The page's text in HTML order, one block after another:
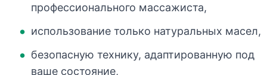
профессионального массажиста,
использование только натуральных масел,
безопасную технику, адаптированную под
ваше состояние,